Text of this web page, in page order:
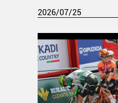
2026/07/25